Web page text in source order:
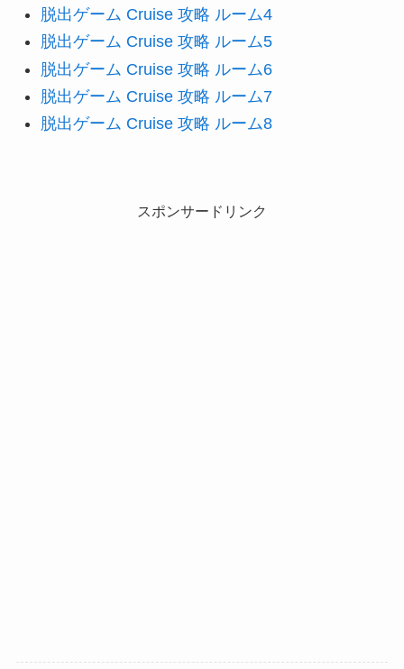
脱出ゲーム Cruise 攻略 ルーム4
脱出ゲーム Cruise 攻略 ルーム5
脱出ゲーム Cruise 攻略 ルーム6
脱出ゲーム Cruise 攻略 ルーム7
脱出ゲーム Cruise 攻略 ルーム8
スポンサードリンク